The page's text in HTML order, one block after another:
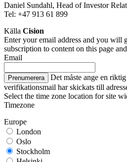
Daniel Sundahl, Head of Investor
Tel: +47 913 61 899
Källa Cision
Enter your email address and you will
subscription to content on this page
Email
Prenumerera Det måste ange en
verifikationsmail har skickats till
Select the time zone location for site
Timezone
Europe
London
Oslo
Stockholm